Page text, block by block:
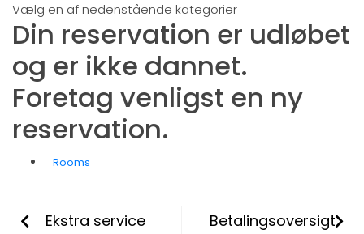
Vælg en af nedenstående kategorier
Din reservation er udløbet
og er ikke dannet.
Foretag venligst en ny
reservation.
Rooms
Ekstra service Betalingsoversigt